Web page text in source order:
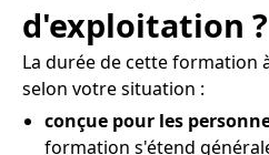
d'exploitation ?
La durée de cette formation
selon votre situation :
conçue pour les
formation s'étend